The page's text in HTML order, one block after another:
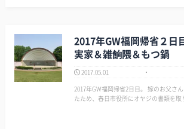
2017年GW福岡帰省２日
実家＆雑餉隈＆もつ鍋
2017.05.01
2017年GW福岡帰省2日目。 嫁のお父さ
たため、春日市役所にオヤジの書類を取りに行く。